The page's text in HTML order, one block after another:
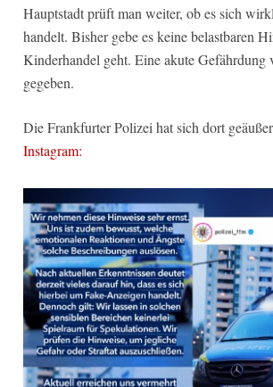
Hauptstadt prüft man weiter, ob es sich
handelt. Bisher gebe es keine belastbaren
Kinderhandel geht. Eine akute
gegeben.
Die Frankfurter Polizei hat sich dort
Instagram: